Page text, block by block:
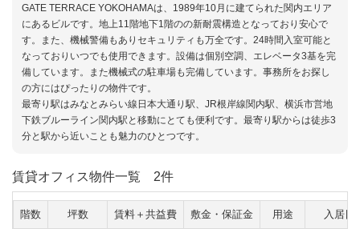
GATE TERRACE YOKOHAMAは、1989年10月に建てられた関内エリア
にあるビルです。地上11階地下1階のの新耐震構造となっており安心で
す。また、機械警備もありセキュリティも万全です。24時間入室可能と
なっておりいつでも使用できます。設備は個別空調、エレベータ3基を完
備しています。また機械式の駐車場も完備しています。事務所をお探し
の方にはぴったりの物件です。
最寄り駅はみなとみらい線日本大通り駅、JR根岸線関内駅、横浜市営地
下鉄ブルーライン関内駅と移動にとても便利です。最寄り駅からは徒歩3
分と駅から近いことも魅力のひとつです。
賃貸オフィス物件一覧 2件
階数 坪数 賃料＋共益費 敷金・保証金 用途 入居日